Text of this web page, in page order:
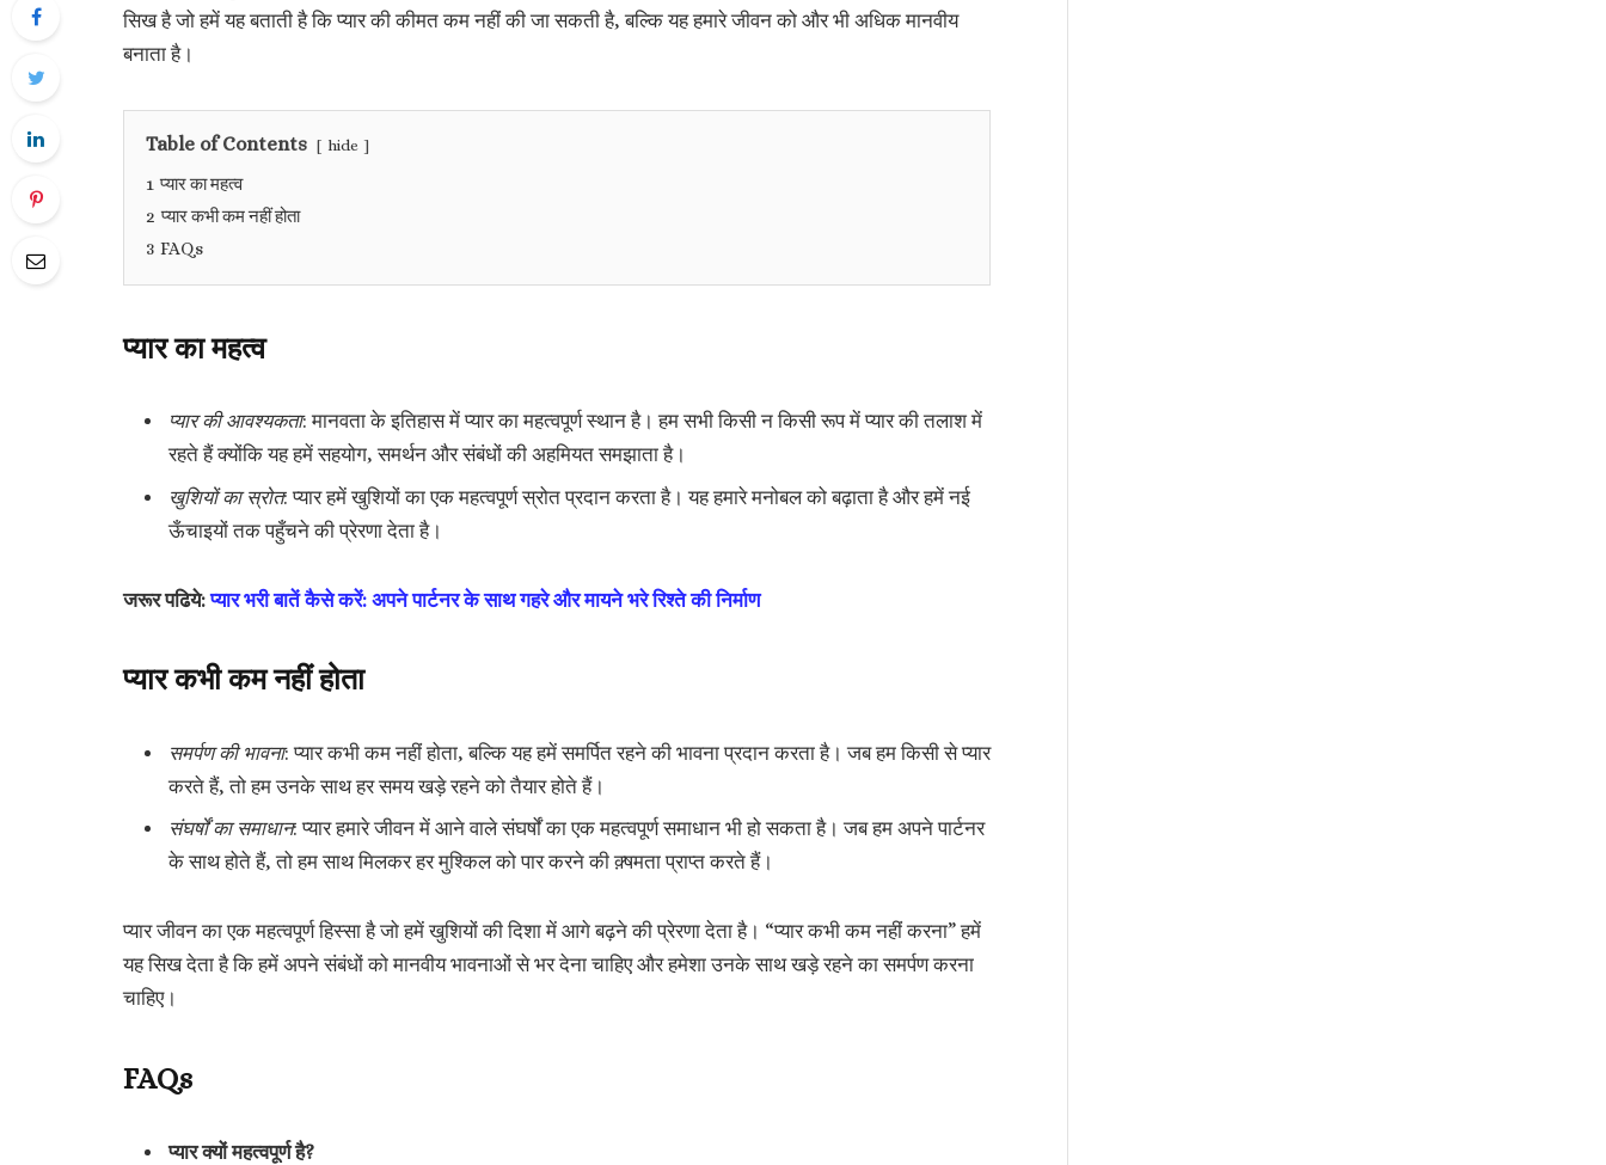
सिख है जो हमें यह बताती है कि प्यार की कीमत कम नहीं की जा सकती है, बल्कि यह हमारे जीवन को और भी अधिक मानवीय
बनाता है।
Table of Contents hide
1 प्यार का महत्व
2 प्यार कभी कम नहीं होता
3 FAQs
प्यार का महत्व
प्यार की आवश्यकता: मानवता के इतिहास में प्यार का महत्वपूर्ण स्थान है। हम सभी किसी न किसी रूप में प्यार की तलाश में
रहते हैं क्योंकि यह हमें सहयोग, समर्थन और संबंधों की अहमियत समझाता है।
खुशियों का स्रोत: प्यार हमें खुशियों का एक महत्वपूर्ण स्रोत प्रदान करता है। यह हमारे मनोबल को बढ़ाता है और हमें नई
ऊँचाइयों तक पहुँचने की प्रेरणा देता है।
जरूर पढिये:प्यार भरी बातें कैसे करें: अपने पार्टनर के साथ गहरे और मायने भरे रिश्ते की निर्माण
प्यार कभी कम नहीं होता
समर्पण की भावना: प्यार कभी कम नहीं होता, बल्कि यह हमें समर्पित रहने की भावना प्रदान करता है। जब हम किसी से प्यार
करते हैं, तो हम उनके साथ हर समय खड़े रहने को तैयार होते हैं।
संघर्षों का समाधान: प्यार हमारे जीवन में आने वाले संघर्षों का एक महत्वपूर्ण समाधान भी हो सकता है। जब हम अपने पार्टनर
के साथ होते हैं, तो हम साथ मिलकर हर मुश्किल को पार करने की क़्षमता प्राप्त करते हैं।
प्यार जीवन का एक महत्वपूर्ण हिस्सा है जो हमें खुशियों की दिशा में आगे बढ़ने की प्रेरणा देता है। “प्यार कभी कम नहीं करना” हमें
यह सिख देता है कि हमें अपने संबंधों को मानवीय भावनाओं से भर देना चाहिए और हमेशा उनके साथ खड़े रहने का समर्पण करना
चाहिए।
FAQs
प्यार क्यों महत्वपूर्ण है?